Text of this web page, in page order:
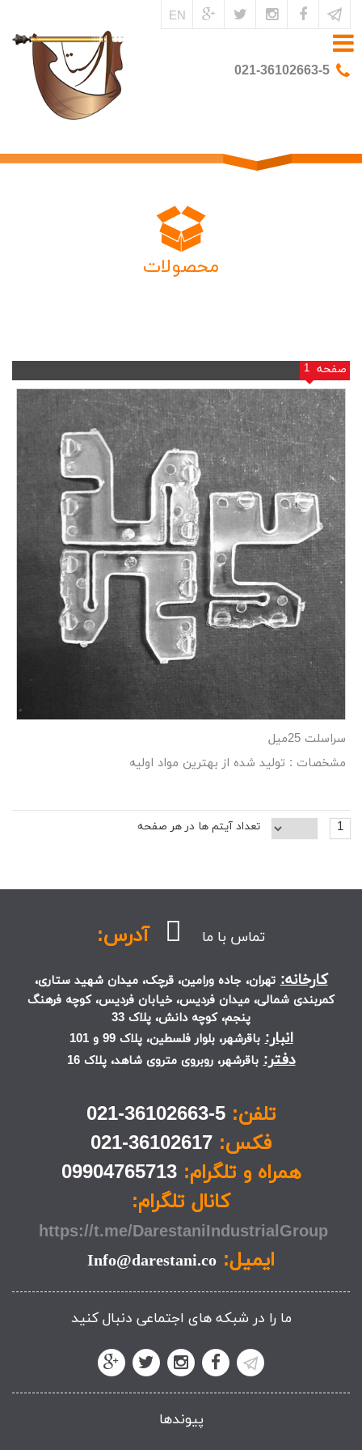
EN
021-36102663-5
محصولات
صفحه 1
سراسلت 25میل
مشخصات : تولید شده از بهترین مواد اولیه
1 تعداد آیتم ها در هر صفحه
تماس با ما آدرس:
کارخانه: تهران، جاده ورامین، قرچک، میدان شهید ستاری،
کمربندی شمالی، میدان فردیس، خیابان فردیس، کوچه فرهنگ
پنجم، کوچه دانش، پلاک 33
انبار: باقرشهر، بلوار فلسطین، پلاک 99 و 101
دفتر: باقرشهر، روبروی متروی شاهد، پلاک 16
تلفن:5-36102663-021
فکس: 36102617-021
همراه و تلگرام: 09904765713
کانال تلگرام:
https://t.me/DarestaniIndustrialGroup
ایمیل: Info@darestani.co
ما را در شبکه های اجتماعی دنبال کنید
پیوندها